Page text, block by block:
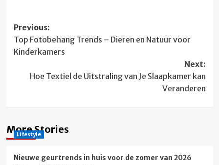
Post
navigation
Previous:
Top Fotobehang Trends – Dieren en Natuur voor
Kinderkamers
Next:
Hoe Textiel de Uitstraling van Je Slaapkamer kan
Veranderen
More Stories
Lifestyle
Nieuwe geurtrends in huis voor de zomer van 2026